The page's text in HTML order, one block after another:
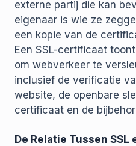
externe partij die kan
eigenaar is wie ze
een kopie van de
Een SSL-certificaat
om webverkeer te
inclusief de verificatie
website, de openbare
certificaat en de
De Relatie Tussen SSL